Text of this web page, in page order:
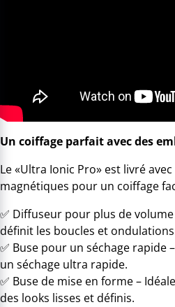
Un coiffage parfait avec des
Le «Ultra Ionic Pro» est livré
magnétiques pour un coiffage
✅ Diffuseur pour plus de
définit les boucles et
✅ Buse pour un séchage rapide
un séchage ultra rapide.
✅ Buse de mise en forme –
des looks lisses et définis.